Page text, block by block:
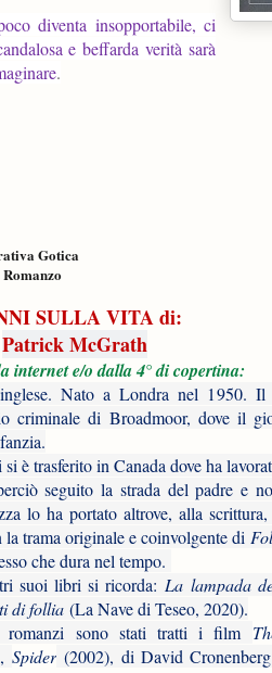
diventa insopportabile, ci
e beffarda verità sarà
.
Gotica
Romanzo
SULLA VITA di:
Patrick McGrath
internet e/o dalla 4° di copertina:
Nato a Londra nel 1950. Il
criminale di Broadmoor, dove il
è trasferito in Canada dove ha
seguito la strada del padre e
lo ha portato altrove, alla
trama originale e coinvolgente di
che dura nel tempo.
suoi libri si ricorda: La lampada
di follia (La Nave di Teseo, 2020).
romanzi sono stati tratti i film
Spider (2002), di David